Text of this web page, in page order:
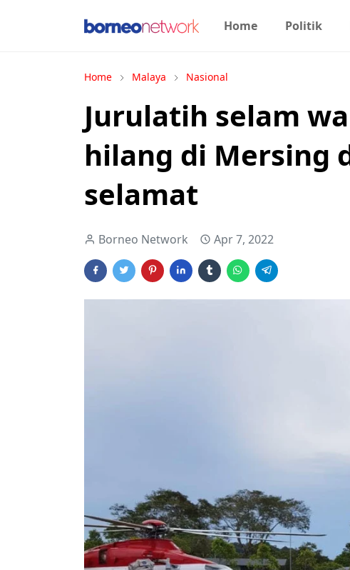
Home Politik
Home Malaya Nasional
Jurulatih selam
hilang di Mersing
selamat
Borneo Network Apr 7, 2022